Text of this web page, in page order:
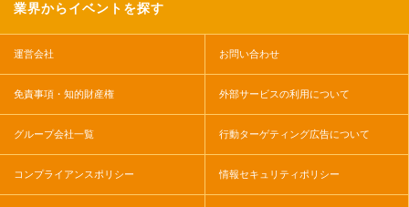
業界からイベントを探す
運営会社 お問い合わせ
免責事項・知的財産権 外部サービスの利用について
グループ会社一覧 行動ターゲティング広告について
コンプライアンスポリシー 情報セキュリティポリシー